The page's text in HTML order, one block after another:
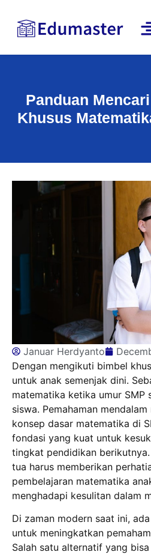
Panduan
Khusus
Januar Herdyanto
Dengan mengikuti bimbel
untuk anak semenjak dini.
matematika ketika umur SMP
siswa. Pemahaman
konsep dasar matematika di
fondasi yang kuat untuk
tingkat pendidikan
tua harus memberikan
pembelajaran matematika
menghadapi kesulitan dalam
Di zaman modern saat ini,
untuk meningkatkan
Salah satu alternatif yang